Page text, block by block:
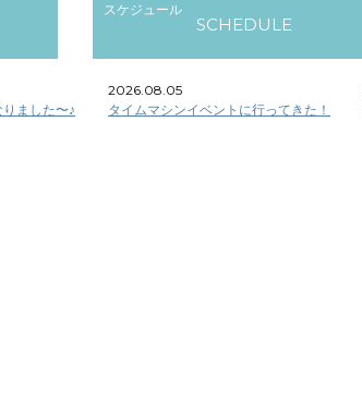
スケジュール
SCHEDULE
ました〜♪
2026.08.05
タイムマシンイベントに行ってきた！